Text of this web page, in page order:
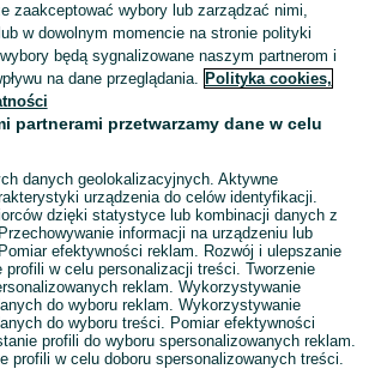
zaakceptować wybory lub zarządzać nimi,
w dowolnym momencie na stronie polityki
będą sygnalizowane naszym partnerom i
na dane przeglądania. Polityka cookies,
partnerami przetwarzamy dane w celu
danych geolokalizacyjnych. Aktywne
urządzenia do celów identyfikacji.
dzięki statystyce lub kombinacji danych z
informacji na urządzeniu lub
efektywności reklam. Rozwój i ulepszanie
profili w celu personalizacji treści. Tworzenie
reklam. Wykorzystywanie
do wyboru reklam. Wykorzystywanie
do wyboru treści. Pomiar efektywności
profili do wyboru spersonalizowanych reklam.
profili w celu doboru spersonalizowanych treści.